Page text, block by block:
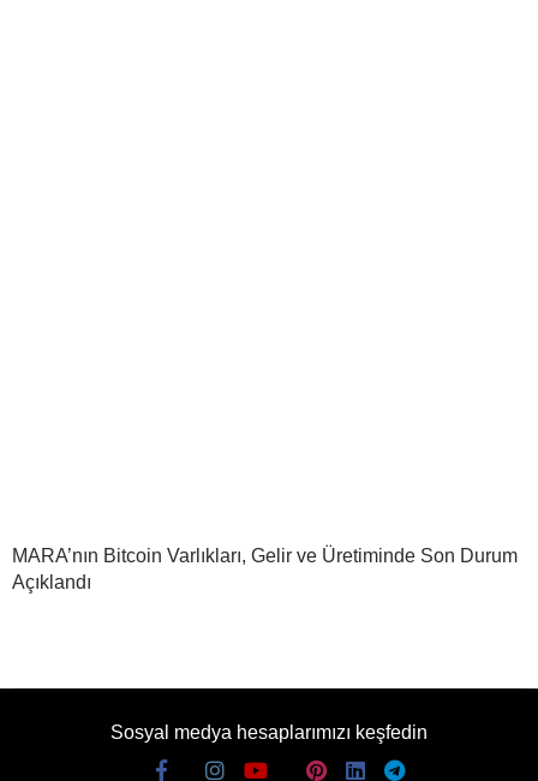
MARA’nın Bitcoin Varlıkları, Gelir ve Üretiminde Son Durum
Açıklandı
Sosyal medya hesaplarımızı keşfedin